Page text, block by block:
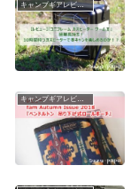
キャンプギアレビュー
キャンプギアレビュー